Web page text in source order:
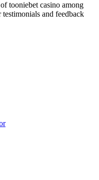
tooniebet casino among
and feedback